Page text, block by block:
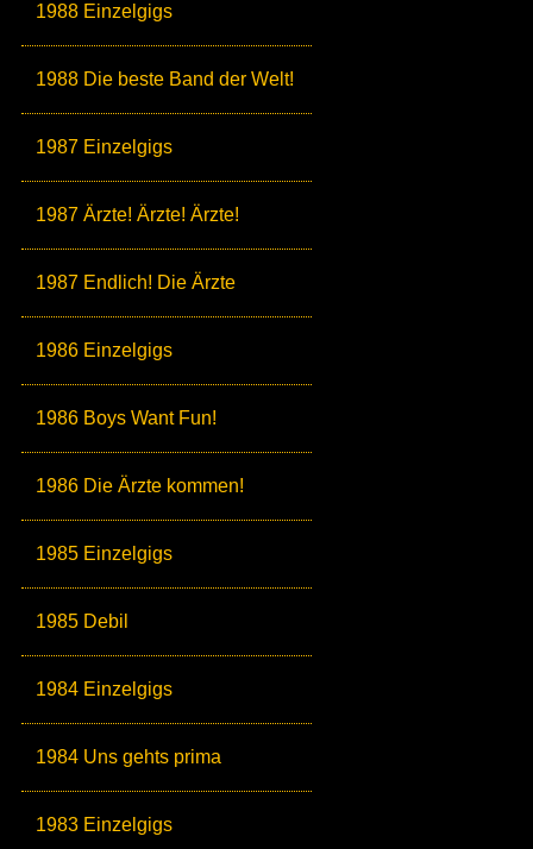
1988 Einzelgigs
1988 Die beste Band der Welt!
1987 Einzelgigs
1987 Ärzte! Ärzte! Ärzte!
1987 Endlich! Die Ärzte
1986 Einzelgigs
1986 Boys Want Fun!
1986 Die Ärzte kommen!
1985 Einzelgigs
1985 Debil
1984 Einzelgigs
1984 Uns gehts prima
1983 Einzelgigs